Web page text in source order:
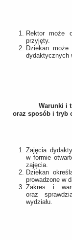
Rektor może
przyjęty.
Dziekan
dydaktycznych
Warunki i
oraz sposób i tryb
Zajęcia
w formie
zajęcia.
Dziekan
prowadzone w
Zakres i
oraz
wydziału.